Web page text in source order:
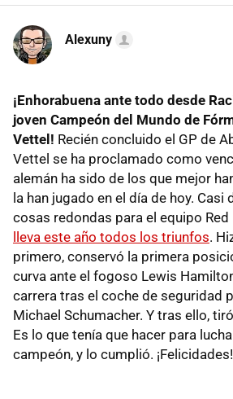
Alexuny
¡Enhorabuena ante todo desde
joven Campeón del Mundo de
Vettel! Recién concluido el GP de
Vettel se ha proclamado como
alemán ha sido de los que mejor
la han jugado en el día de hoy. Casi
cosas redondas para el equipo Red
lleva este año todos los triunfos.
primero, conservó la primera
curva ante el fogoso Lewis
carrera tras el coche de seguridad
Michael Schumacher. Y tras ello,
Es lo que tenía que hacer para
campeón, y lo cumplió. ¡Felicidades!